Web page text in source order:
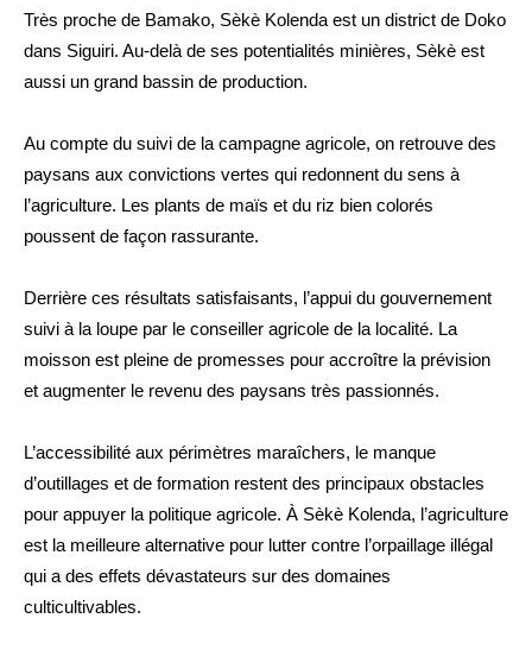
Très proche de Bamako, Sèkè Kolenda est un district de Doko
dans Siguiri. Au-delà de ses potentialités minières, Sèkè est
aussi un grand bassin de production.
Au compte du suivi de la campagne agricole, on retrouve des
paysans aux convictions vertes qui redonnent du sens à
l’agriculture. Les plants de maïs et du riz bien colorés
poussent de façon rassurante.
Derrière ces résultats satisfaisants, l’appui du gouvernement
suivi à la loupe par le conseiller agricole de la localité. La
moisson est pleine de promesses pour accroître la prévision
et augmenter le revenu des paysans très passionnés.
L’accessibilité aux périmètres maraîchers, le manque
d’outillages et de formation restent des principaux obstacles
pour appuyer la politique agricole. À Sèkè Kolenda, l’agriculture
est la meilleure alternative pour lutter contre l’orpaillage illégal
qui a des effets dévastateurs sur des domaines
culticultivables.